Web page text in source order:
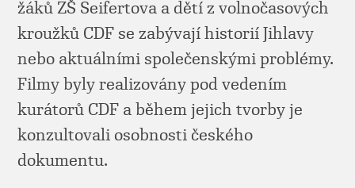
žáků ZŠ Seifertova a dětí z volnočasových
kroužků CDF se zabývají historií Jihlavy
nebo aktuálními společenskými problémy.
Filmy byly realizovány pod vedením
kurátorů CDF a během jejich tvorby je
konzultovali osobnosti českého
dokumentu.